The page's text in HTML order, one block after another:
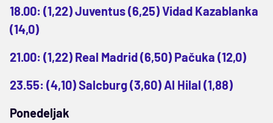
18.00: (1,22) Juventus (6,25) Vidad Kazablanka
(14,0)
21.00: (1,22) Real Madrid (6,50) Pačuka (12,0)
23.55: (4,10) Salcburg (3,60) Al Hilal (1,88)
Ponedeljak